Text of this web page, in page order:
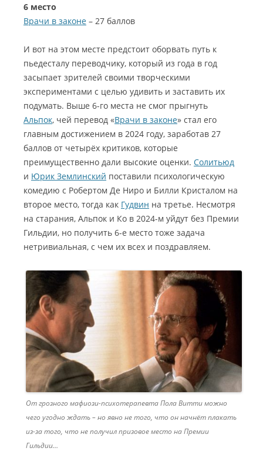
6 место
Врачи в законе – 27 баллов
И вот на этом месте предстоит оборвать путь к
пьедесталу переводчику, который из года в год
засыпает зрителей своими творческими
экспериментами с целью удивить и заставить их
подумать. Выше 6-го места не смог прыгнуть
Альпок, чей перевод «Врачи в законе» стал его
главным достижением в 2024 году, заработав 27
баллов от четырёх критиков, которые
преимущественно дали высокие оценки. Солитьюд
и Юрик Землинский поставили психологическую
комедию с Робертом Де Ниро и Билли Кристалом на
второе место, тогда как Гудвин на третье. Несмотря
на старания, Альпок и Ко в 2024-м уйдут без Премии
Гильдии, но получить 6-е место тоже задача
нетривиальная, с чем их всех и поздравляем.
От грозного мафиози-психотерапевта Пола Витти можно
чего угодно ждать – но явно не того, что он начнёт плакать
из-за того, что не получил призовое место на Премии
Гильдии…